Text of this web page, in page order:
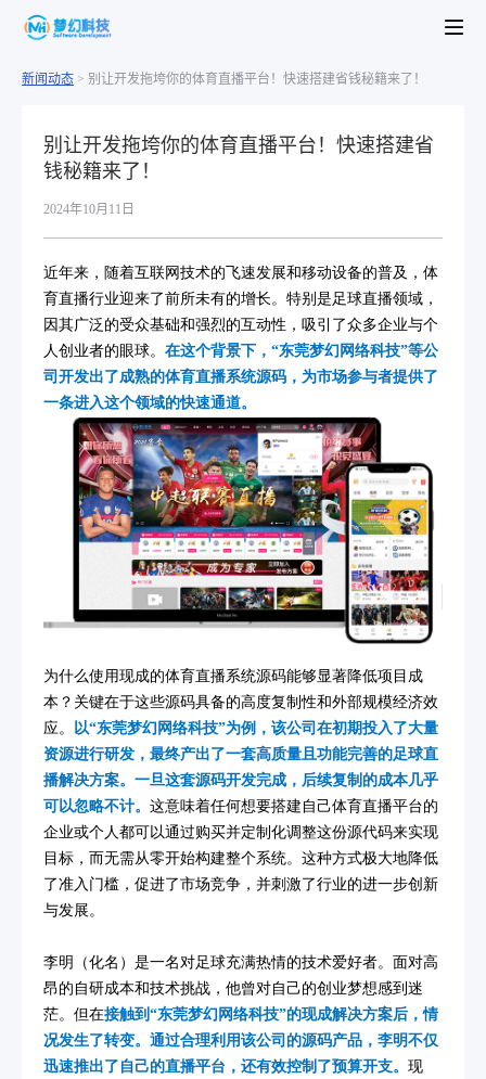
新闻动态 > 别让开发拖垮你的体育直播平台！快速搭建省钱秘籍来了！
别让开发拖垮你的体育直播平台！快速搭建省
钱秘籍来了！
2024年10月11日
近年来，随着互联网技术的飞速发展和移动设备的普及，体
育直播行业迎来了前所未有的增长。特别是足球直播领域，
因其广泛的受众基础和强烈的互动性，吸引了众多企业与个
人创业者的眼球。 在这个背景下，“东莞梦幻网络科技”等公
司开发出了成熟的体育直播系统源码，为市场参与者提供了
一条进入这个领域的快速通道。
为什么使用现成的体育直播系统源码能够显著降低项目成
本？关键在于这些源码具备的高度复制性和外部规模经济效
应。
以“东莞梦幻网络科技”为例，该公司在初期投入了大量
资源进行研发，最终产出了一套高质量且功能完善的足球直
播解决方案。一旦这套源码开发完成，后续复制的成本几乎
可以忽略不计。 这意味着任何想要搭建自己体育直播平台的
企业或个人都可以通过购买并定制化调整这份源代码来实现
目标，而无需从零开始构建整个系统。这种方式极大地降低
了准入门槛，促进了市场竞争，并刺激了行业的进一步创新
与发展。
李明（化名）是一名对足球充满热情的技术爱好者。面对高
昂的自研成本和技术挑战，他曾对自己的创业梦想感到迷
茫。但在接触到“东莞梦幻网络科技”的现成解决方案后，情
况发生了转变。通过合理利用该公司的源码产品，李明不仅
迅速推出了自己的直播平台，还有效控制了预算开支。 现